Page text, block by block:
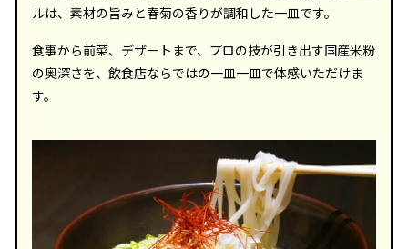
ルは、素材の旨みと春菊の香りが調和した一皿です。
食事から前菜、デザートまで、プロの技が引き出す国産米粉
の奥深さを、飲食店ならではの一皿一皿で体感いただけま
す。